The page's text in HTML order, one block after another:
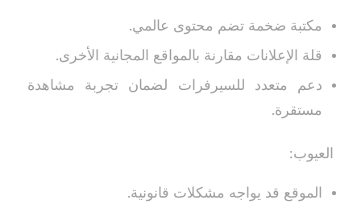
مكتبة ضخمة تضم محتوى عالمي.
قلة الإعلانات مقارنة بالمواقع المجانية الأخرى.
دعم متعدد للسيرفرات لضمان تجربة مشاهدة
مستقرة.
العيوب:
الموقع قد يواجه مشكلات قانونية.